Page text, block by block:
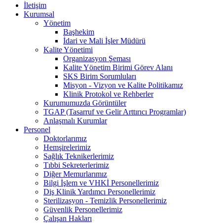
İletişim
Kurumsal
Yönetim
Başhekim
İdari ve Mali İşler Müdürü
Kalite Yönetimi
Organizasyon Şeması
Kalite Yönetim Birimi Görev Alanı
SKS Birim Sorumluları
Misyon - Vizyon ve Kalite Politikamız
Klinik Protokol ve Rehberler
Kurumumuzda Görüntüler
TGAP (Tasarruf ve Gelir Arttırıcı Programlar)
Anlaşmalı Kurumlar
Personel
Doktorlarımız
Hemşirelerimiz
Sağlık Teknikerlerimiz
Tıbbi Sekreterlerimiz
Diğer Memurlarımız
Bilgi İşlem ve VHKİ Personellerimiz
Diş Klinik Yardımcı Personellerimiz
Sterilizasyon - Temizlik Personellerimiz
Güvenlik Personellerimiz
Çalışan Hakları